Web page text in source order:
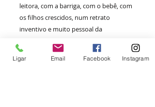
leitora, com a barriga, com o bebê, com
os filhos crescidos, num retrato
inventivo e muito pessoal da
Oliveira se aproximam da linguagem da
charge, mas com um caráter mais livre e
Ligar Email Facebook Instagram